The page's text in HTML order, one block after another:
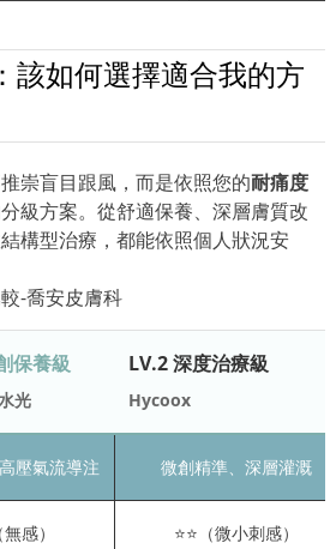
該如何選擇適合我的方
崇盲目跟風，而是依照您的耐痛度
級方案。從舒適保養、深層膚質改
構型治療，都能依照個人狀況安
保養級
光
LV.2 深度治療級
Hycoox
壓氣流導注 微創精準、深層灌溉
無感） ⭐⭐（微小刺感）